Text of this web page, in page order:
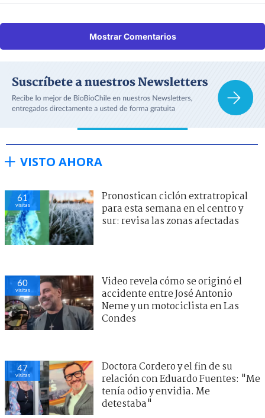
Mostrar Comentarios
VISTO AHORA
61
visitas
Pronostican ciclón extratropical
para esta semana en el centro y
sur: revisa las zonas afectadas
60
visitas
Video revela cómo se originó el
accidente entre José Antonio
Neme y un motociclista en Las
Condes
47
visitas
Doctora Cordero y el fin de su
relación con Eduardo Fuentes: "Me
tenía odio y envidia. Me
detestaba"